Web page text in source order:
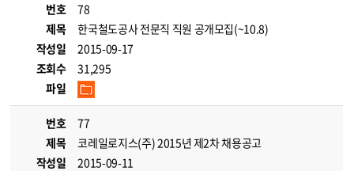
번호
78
제목
한국철도공사 전문직 직원 공개모집(~10.8)
작성일
2015-09-17
조회수
31,295
파일
번호
77
제목
코레일로지스(주) 2015년 제2차 채용공고
작성일
2015-09-11